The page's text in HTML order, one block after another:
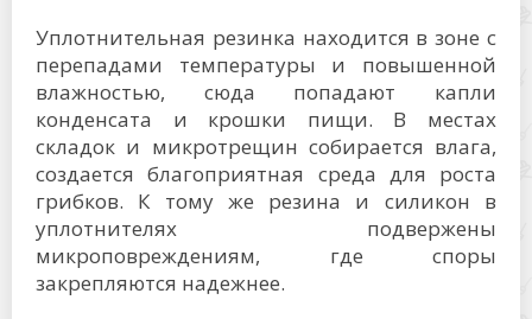
Уплотнительная резинка находится в зоне с
перепадами температуры и повышенной
влажностью, сюда попадают капли
конденсата и крошки пищи. В местах
складок и микротрещин собирается влага,
создается благоприятная среда для роста
грибков. К тому же резина и силикон в
уплотнителях подвержены
микроповреждениям, где споры
закрепляются надежнее.